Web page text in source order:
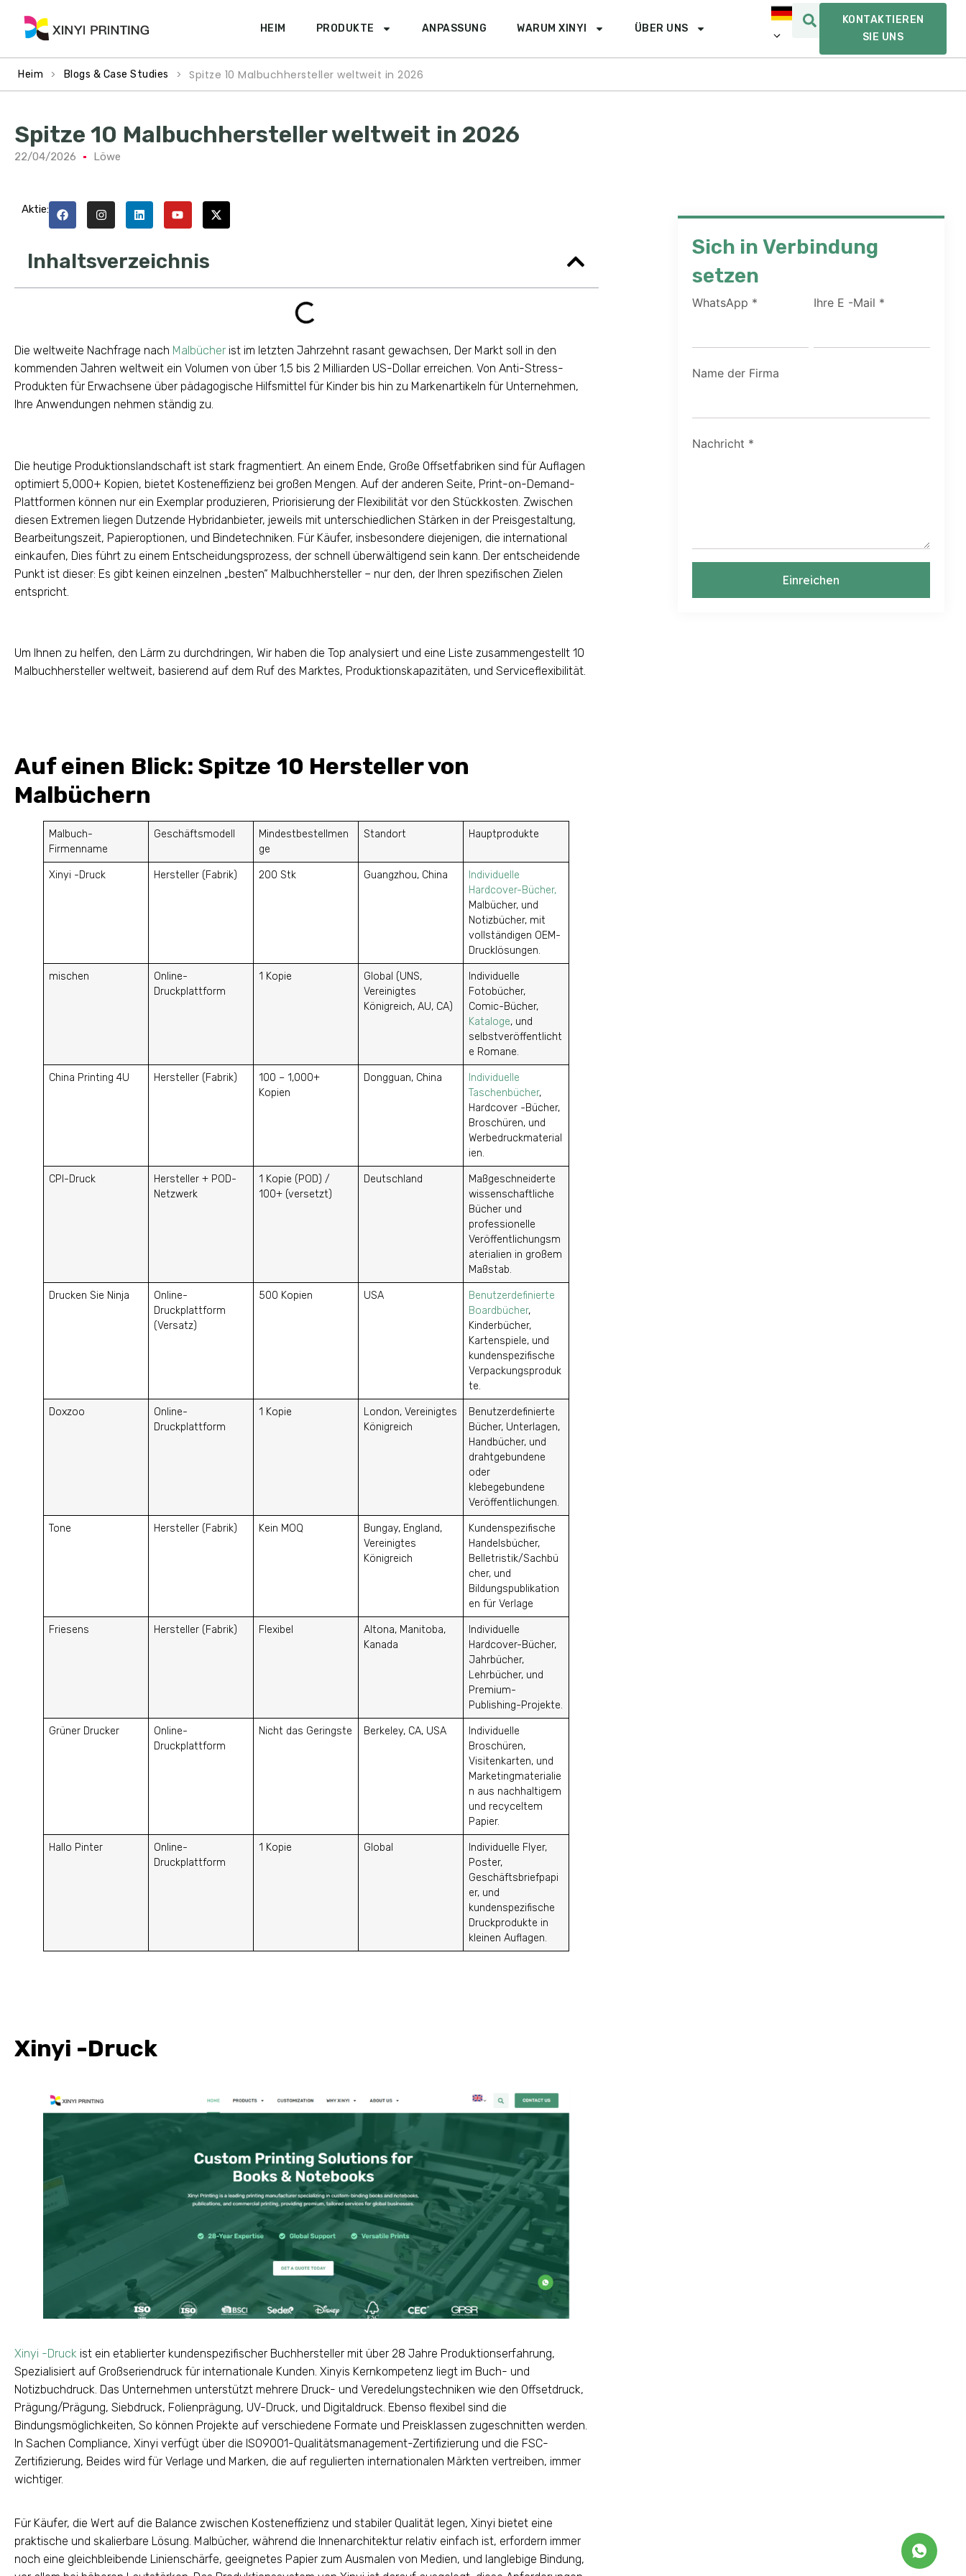
HEIM PRODUKTE ANPASSUNG WARUM XINYI ÜBER UNS
KONTAKTIEREN
SIE UNS
Heim > Blogs & Case Studies > Spitze 10 Malbuchhersteller weltweit in 2026
Spitze 10 Malbuchhersteller weltweit in 2026
22/04/2026 Löwe
Aktie:
Inhaltsverzeichnis
Die weltweite Nachfrage nach Malbücher ist im letzten Jahrzehnt rasant gewachsen, Der Markt soll in den
kommenden Jahren weltweit ein Volumen von über 1,5 bis 2 Milliarden US-Dollar erreichen. Von Anti-Stress-
Produkten für Erwachsene über pädagogische Hilfsmittel für Kinder bis hin zu Markenartikeln für Unternehmen,
Ihre Anwendungen nehmen ständig zu.
Die heutige Produktionslandschaft ist stark fragmentiert. An einem Ende, Große Offsetfabriken sind für Auflagen
optimiert 5,000+ Kopien, bietet Kosteneffizienz bei großen Mengen. Auf der anderen Seite, Print-on-Demand-
Plattformen können nur ein Exemplar produzieren, Priorisierung der Flexibilität vor den Stückkosten. Zwischen
diesen Extremen liegen Dutzende Hybridanbieter, jeweils mit unterschiedlichen Stärken in der Preisgestaltung,
Bearbeitungszeit, Papieroptionen, und Bindetechniken. Für Käufer, insbesondere diejenigen, die international
einkaufen, Dies führt zu einem Entscheidungsprozess, der schnell überwältigend sein kann. Der entscheidende
Punkt ist dieser: Es gibt keinen einzelnen „besten“ Malbuchhersteller – nur den, der Ihren spezifischen Zielen
entspricht.
Um Ihnen zu helfen, den Lärm zu durchdringen, Wir haben die Top analysiert und eine Liste zusammengestellt 10
Malbuchhersteller weltweit, basierend auf dem Ruf des Marktes, Produktionskapazitäten, und Serviceflexibilität.
Auf einen Blick: Spitze 10 Hersteller von
Malbüchern
Malbuch-
Firmenname
Geschäftsmodell
Mindestbestellmen
ge
Standort Hauptprodukte
Xinyi -Druck Hersteller (Fabrik) 200 Stk Guangzhou, China
Individuelle
Hardcover-Bücher,
Malbücher, und
Notizbücher, mit
vollständigen OEM-
Drucklösungen.
mischen
Online-
Druckplattform
1 Kopie
Global (UNS,
Vereinigtes
Königreich, AU, CA)
Individuelle
Fotobücher,
Comic-Bücher,
Kataloge, und
selbstveröffentlicht
e Romane.
China Printing 4U Hersteller (Fabrik)
100 – 1,000+
Kopien
Dongguan, China
Individuelle
Taschenbücher,
Hardcover -Bücher,
Broschüren, und
Werbedruckmaterial
ien.
CPI-Druck
Hersteller + POD-
Netzwerk
1 Kopie (POD) /
100+ (versetzt)
Deutschland
Maßgeschneiderte
wissenschaftliche
Bücher und
professionelle
Veröffentlichungsm
aterialien in großem
Maßstab.
Drucken Sie Ninja
Online-
Druckplattform
(Versatz)
500 Kopien USA
Benutzerdefinierte
Boardbücher,
Kinderbücher,
Kartenspiele, und
kundenspezifische
Verpackungsproduk
te.
Doxzoo
Online-
Druckplattform
1 Kopie
London, Vereinigtes
Königreich
Benutzerdefinierte
Bücher, Unterlagen,
Handbücher, und
drahtgebundene
oder
klebegebundene
Veröffentlichungen.
Tone Hersteller (Fabrik) Kein MOQ
Bungay, England,
Vereinigtes
Königreich
Kundenspezifische
Handelsbücher,
Belletristik/Sachbü
cher, und
Bildungspublikation
en für Verlage
Friesens Hersteller (Fabrik) Flexibel
Altona, Manitoba,
Kanada
Individuelle
Hardcover-Bücher,
Jahrbücher,
Lehrbücher, und
Premium-
Publishing-Projekte.
Grüner Drucker
Online-
Druckplattform
Nicht das Geringste Berkeley, CA, USA
Individuelle
Broschüren,
Visitenkarten, und
Marketingmaterialie
n aus nachhaltigem
und recyceltem
Papier.
Hallo Pinter
Online-
Druckplattform
1 Kopie Global
Individuelle Flyer,
Poster,
Geschäftsbriefpapi
er, und
kundenspezifische
Druckprodukte in
kleinen Auflagen.
Xinyi -Druck
Xinyi -Druck ist ein etablierter kundenspezifischer Buchhersteller mit über 28 Jahre Produktionserfahrung,
Spezialisiert auf Großseriendruck für internationale Kunden. Xinyis Kernkompetenz liegt im Buch- und
Notizbuchdruck. Das Unternehmen unterstützt mehrere Druck- und Veredelungstechniken wie den Offsetdruck,
Prägung/Prägung, Siebdruck, Folienprägung, UV-Druck, und Digitaldruck. Ebenso flexibel sind die
Bindungsmöglichkeiten, So können Projekte auf verschiedene Formate und Preisklassen zugeschnitten werden.
In Sachen Compliance, Xinyi verfügt über die ISO9001-Qualitätsmanagement-Zertifizierung und die FSC-
Zertifizierung, Beides wird für Verlage und Marken, die auf regulierten internationalen Märkten vertreiben, immer
wichtiger.
Für Käufer, die Wert auf die Balance zwischen Kosteneffizienz und stabiler Qualität legen, Xinyi bietet eine
praktische und skalierbare Lösung. Malbücher, während die Innenarchitektur relativ einfach ist, erfordern immer
noch eine gleichbleibende Linienschärfe, geeignetes Papier zum Ausmalen von Medien, und langlebige Bindung,
Sich in Verbindung
setzen
WhatsApp * Ihre E -Mail *
Name der Firma
Nachricht *
Einreichen